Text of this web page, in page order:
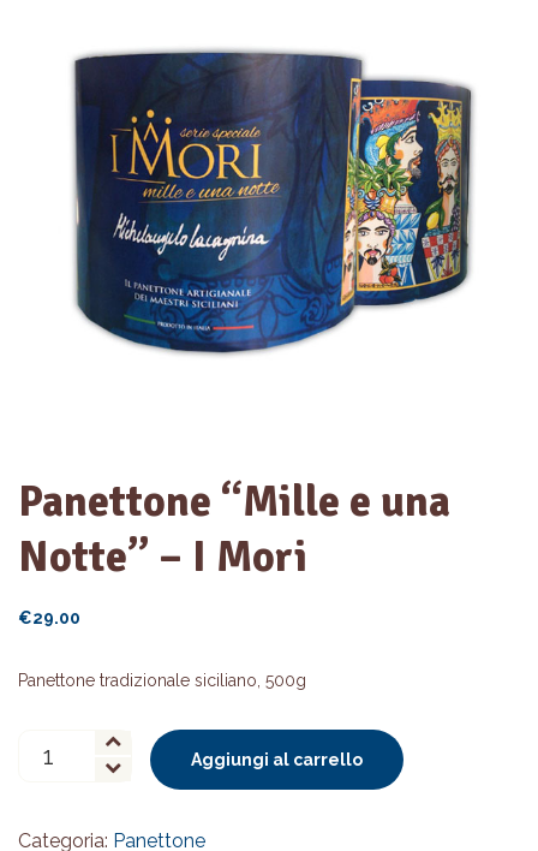
Panettone “Mille e una
Notte” – I Mori
€29.00
Panettone tradizionale siciliano, 500g
Panettone
"Mille
Aggiungi al carrello
Categoria: Panettone